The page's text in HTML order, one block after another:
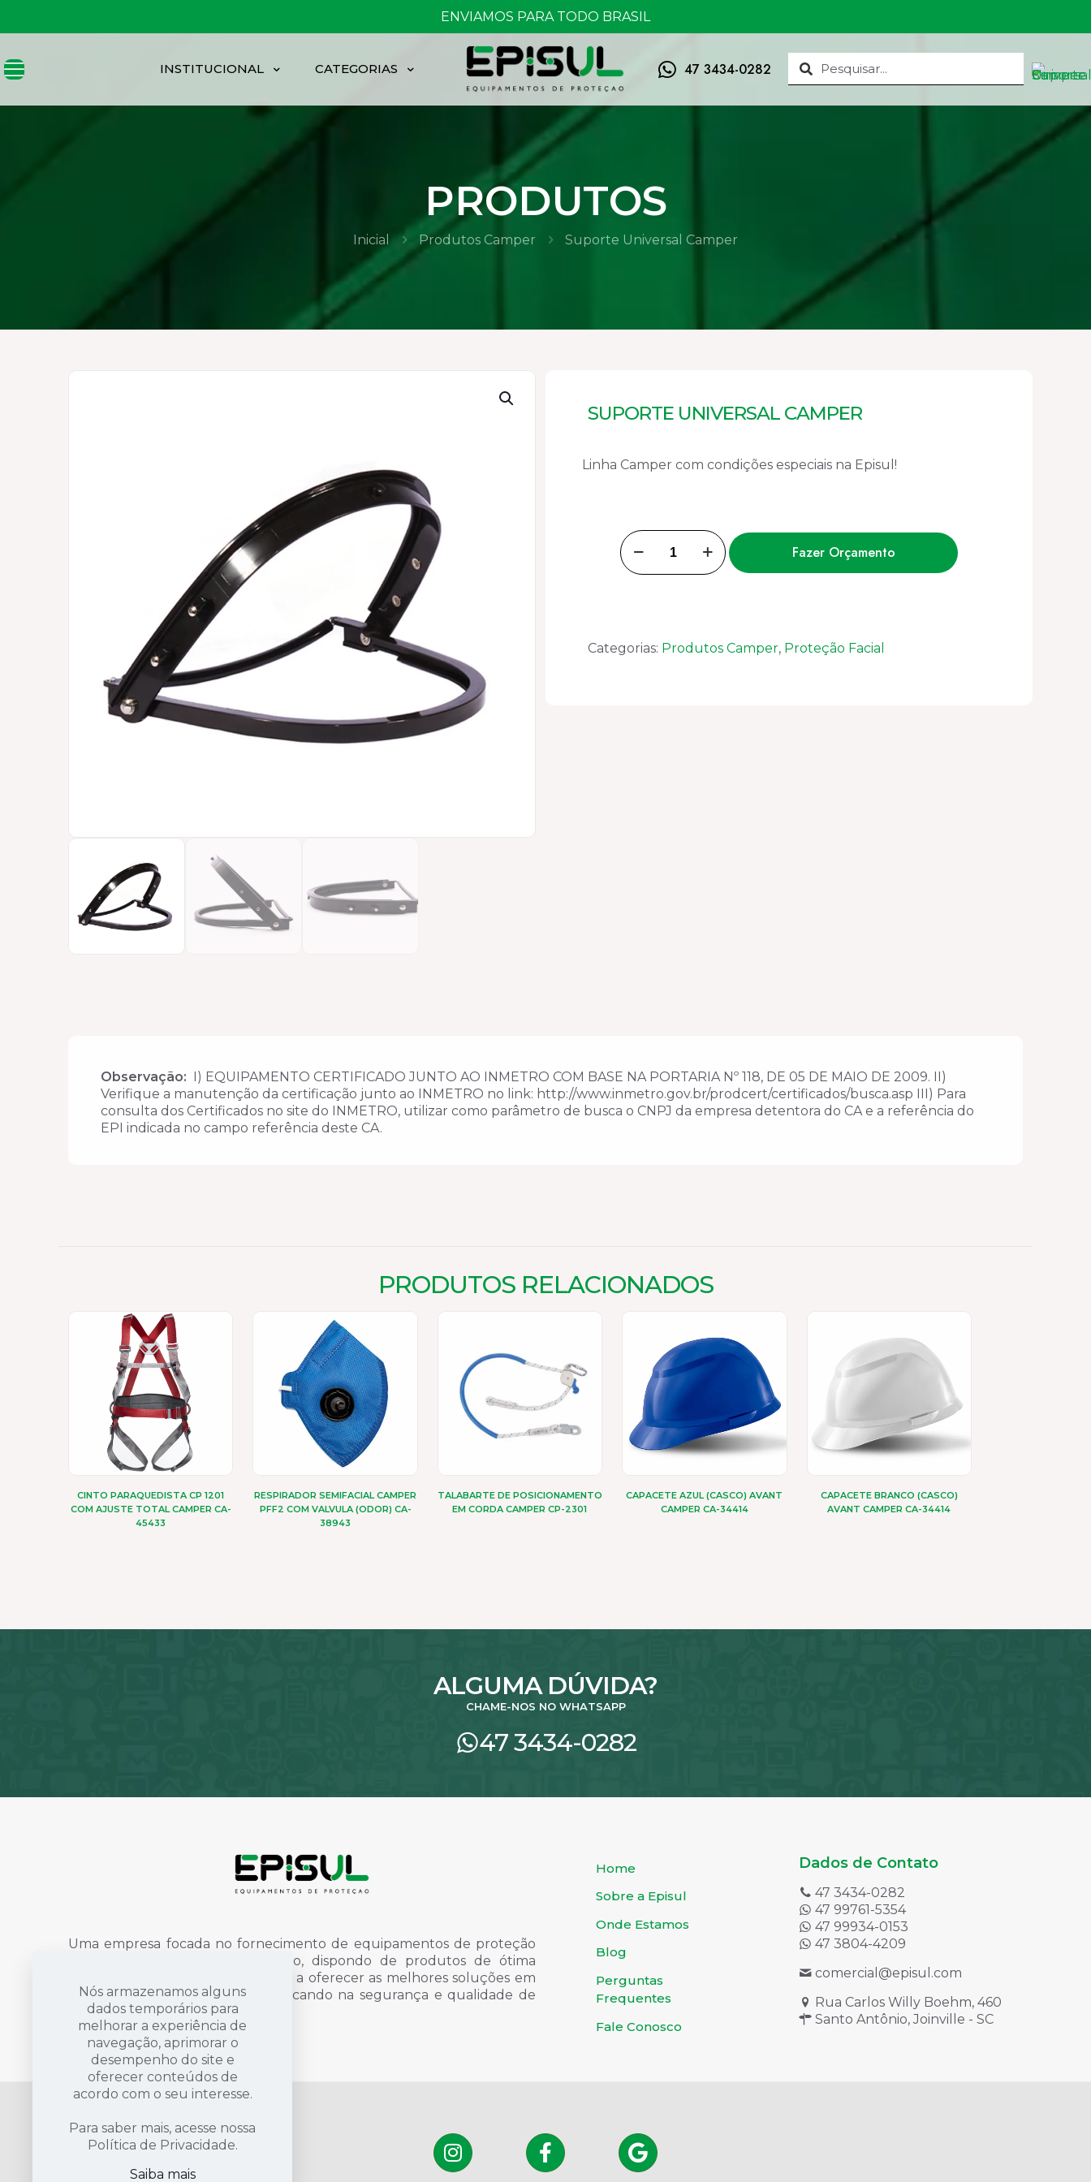
FRETE GRÁTIS ACIMA DE 150,00
INSTITUCIONAL CATEGORIAS 47 3434-0282
PRODUTOS
Inicial Produtos Camper Suporte Universal Camper
SUPORTE UNIVERSAL CAMPER
Linha Camper com condições especiais na Episul!
Suporte
Universal
Camper
Fazer Orçamento
Categorias: Produtos Camper, Proteção Facial
Observação: I) EQUIPAMENTO CERTIFICADO JUNTO AO INMETRO COM BASE NA PORTARIA Nº 118, DE 05 DE MAIO DE 2009. II)
Verifique a manutenção da certificação junto ao INMETRO no link: http://www.inmetro.gov.br/prodcert/certificados/busca.asp III) Para
consulta dos Certificados no site do INMETRO, utilizar como parâmetro de busca o CNPJ da empresa detentora do CA e a referência do
EPI indicada no campo referência deste CA.
PRODUTOS RELACIONADOS
CINTO PARAQUEDISTA CP 1201
COM AJUSTE TOTAL CAMPER CA-
45433
RESPIRADOR SEMIFACIAL CAMPER
PFF2 COM VALVULA (ODOR) CA-
38943
TALABARTE DE POSICIONAMENTO
EM CORDA CAMPER CP-2301
CAPACETE AZUL (CASCO) AVANT
CAMPER CA-34414
CAPACETE BRANCO (CASCO)
AVANT CAMPER CA-34414
ALGUMA DÚVIDA?
CHAME-NOS NO WHATSAPP
47 3434-0282
Uma empresa focada no fornecimento de equipamentos de proteção
individual, uniformes e finalização, dispondo de produtos de ótima
qualidade e profissionais dispostos a oferecer as melhores soluções em
proteção e sinalização, sempre focando na segurança e qualidade de
vida das pessoas.Saiba mais
Home
Sobre a Episul
Onde Estamos
Blog
Perguntas
Frequentes
Fale Conosco
Dados de Contato
47 3434-0282
47 99761-5354
47 99934-0153
47 3804-4209
comercial@episul.com
Rua Carlos Willy Boehm, 460
Santo Antônio, Joinville - SC
Nós armazenamos alguns
dados temporários para
melhorar a experiência de
navegação, aprimorar o
desempenho do site e
oferecer conteúdos de
acordo com o seu interesse.
Para saber mais, acesse nossa
Política de Privacidade.
Saiba mais